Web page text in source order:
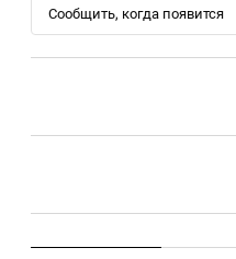
Сообщить, когда появится